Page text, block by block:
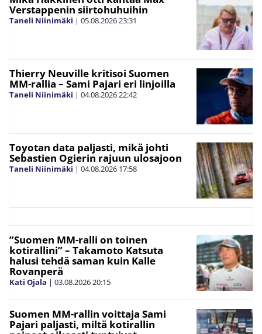
Verstappenin siirtohuhuihin
Taneli Niinimäki | 05.08.202623:31
Thierry Neuville kritisoi Suomen
MM-rallia – Sami Pajari eri linjoilla
Taneli Niinimäki | 04.08.202622:42
Toyotan data paljasti, mikä johti
Sebastien Ogierin rajuun ulosajoon
Taneli Niinimäki | 04.08.2026 17:58
”Suomen MM-ralli on toinen
kotirallini” – Takamoto Katsuta
halusi tehdä saman kuin Kalle
Rovanperä
Kati Ojala | 03.08.202620:15
Suomen MM-rallin voittaja Sami
Pajari paljasti, miltä kotirallin